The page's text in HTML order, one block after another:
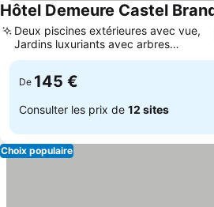
Hôtel Demeure Castel
Deux piscines extérieures avec vue,
Jardins luxuriants avec arbres
centenaires
De 145 €
Consulter les prix de 12 sites
Choix populaire